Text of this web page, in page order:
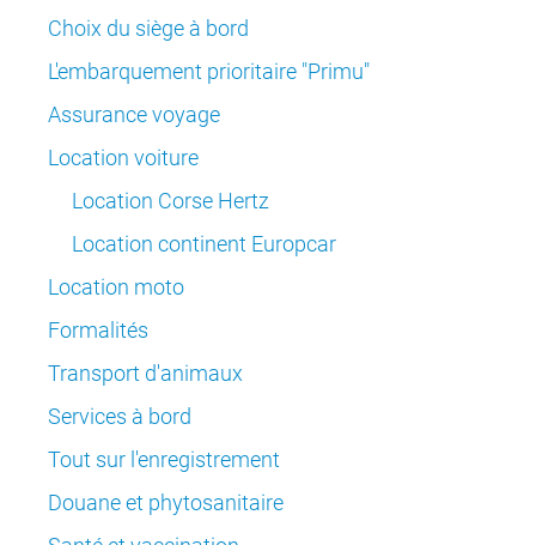
Choix du siège à bord
L'embarquement prioritaire "Primu"
Assurance voyage
Location voiture
Location Corse Hertz
Location continent Europcar
Location moto
Formalités
Transport d'animaux
Services à bord
Tout sur l'enregistrement
Douane et phytosanitaire